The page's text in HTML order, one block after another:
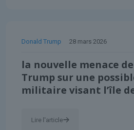
Donald Trump 28 mars 2026
la nouvelle menace
Trump sur une
militaire visant l’île
Lire l'article